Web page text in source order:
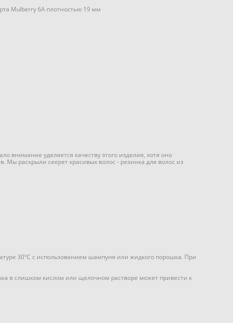
Mulberry 6А плотностью 19 мм
внимание уделяется качеству этого изделия, хотя оно
Мы раскрыли сеерет красивых волос - резинка для волос из
30°С с использованием шампуня или жидкого порошка. При
в слишком кислом или щелочном растворе может привести к